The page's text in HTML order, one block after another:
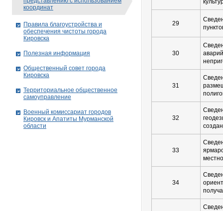
29
30
31
32
33
34
координат
Правила благоустройства и
обеспечения чистоты города
Кировска
Полезная информация
Общественный совет города
Кировска
Территориальное общественное
самоуправление
Военный комиссариат городов
Кировск и Апатиты Мурманской
области